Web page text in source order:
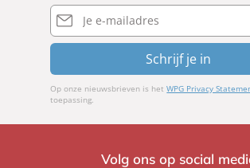
E-
mailadres
Schrijf je in
Op onze nieuwsbrieven is hetWPG Privacy
toepassing.
Volg ons op social